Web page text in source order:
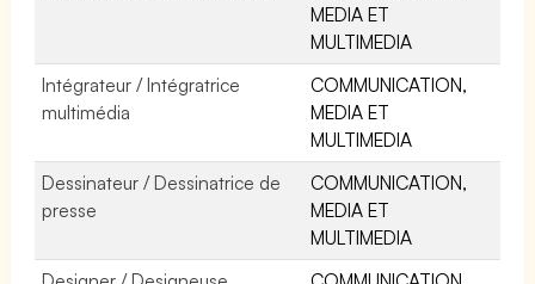
MEDIA ET
MULTIMEDIA
Intégrateur / Intégratrice
multimédia
COMMUNICATION,
MEDIA ET
MULTIMEDIA
Dessinateur / Dessinatrice de
presse
COMMUNICATION,
MEDIA ET
MULTIMEDIA